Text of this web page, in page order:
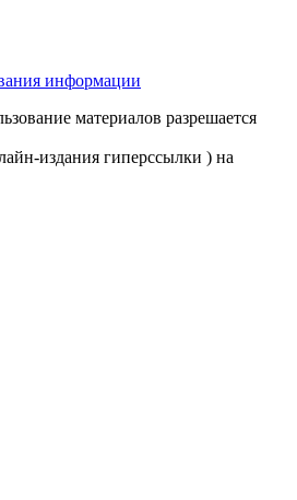
информации
материалов разрешается
издания гиперссылки ) на